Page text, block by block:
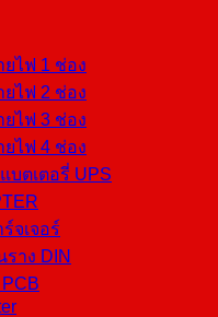
ยไฟ 1 ช่อง
ยไฟ 2 ช่อง
ยไฟ 3 ช่อง
ยไฟ 4 ช่อง
บตเตอรี่ UPS
จเจอร์
าง DIN